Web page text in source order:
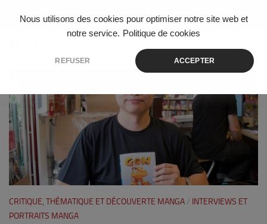
Nous utilisons des cookies pour optimiser notre site web et
notre service. Politique de cookies
REFUSER ACCEPTER
Skip to content
CRITIQUE, THÉMATIQUE ET DÉCOUVERTE MANGA / INTERVIEWS ET
PORTRAITS MANGA